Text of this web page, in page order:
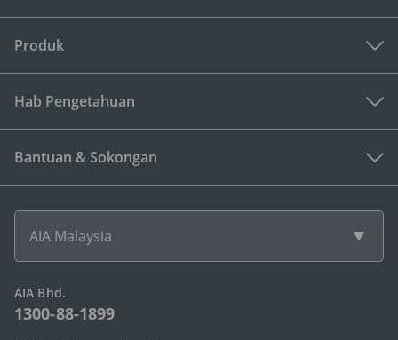
Produk
Hab Pengetahuan
Bantuan & Sokongan
AIA Malaysia
AIA Bhd.
1300-88-1899